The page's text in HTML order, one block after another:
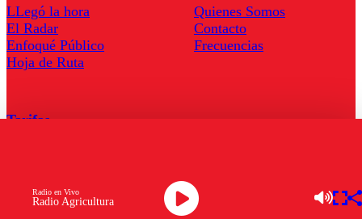
Radio Agricultura
Radio en Vivo
LLegó la hora
El Radar
Enfoqué Público
Hoja de Ruta
Quienes Somos
Contacto
Frecuencias
Tarifas